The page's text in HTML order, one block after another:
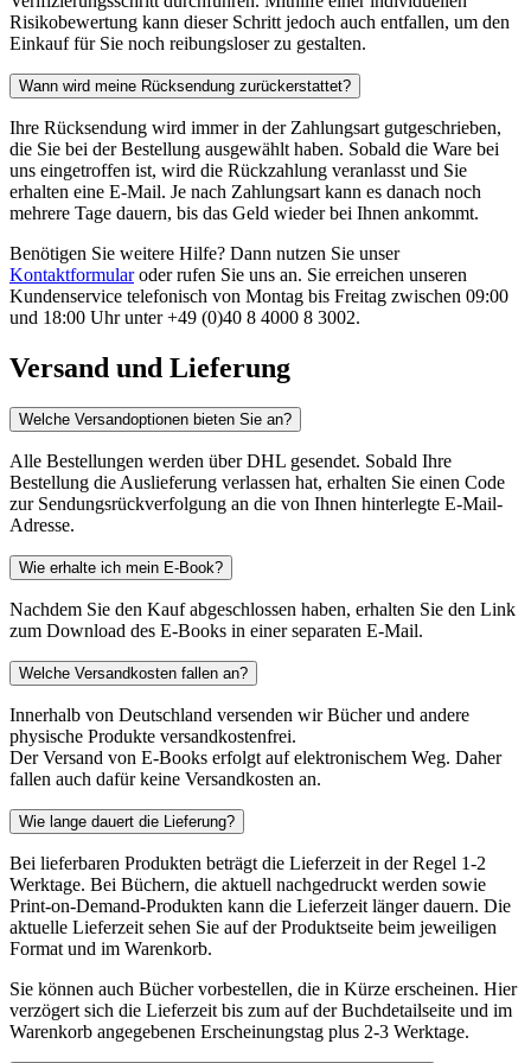
Risikobewertung kann dieser Schritt jedoch auch entfallen, um den
Einkauf für Sie noch reibungsloser zu gestalten.
Wann wird meine Rücksendung zurückerstattet?
Ihre Rücksendung wird immer in der Zahlungsart gutgeschrieben,
die Sie bei der Bestellung ausgewählt haben. Sobald die Ware bei
uns eingetroffen ist, wird die Rückzahlung veranlasst und Sie
erhalten eine E-Mail. Je nach Zahlungsart kann es danach noch
mehrere Tage dauern, bis das Geld wieder bei Ihnen ankommt.
Benötigen Sie weitere Hilfe? Dann nutzen Sie unser
Kontaktformularoder rufen Sie uns an. Sie erreichen unseren
Kundenservice telefonisch von Montag bis Freitag zwischen 09:00
und 18:00 Uhr unter +49 (0)40 8 4000 8 3002.
Versand und Lieferung
Welche Versandoptionen bieten Sie an?
Alle Bestellungen werden über DHL gesendet. Sobald Ihre
Bestellung die Auslieferung verlassen hat, erhalten Sie einen Code
zur Sendungsrückverfolgung an die von Ihnen hinterlegte E-Mail-
Adresse.
Wie erhalte ich mein E-Book?
Nachdem Sie den Kauf abgeschlossen haben, erhalten Sie den Link
zum Download des E-Books in einer separaten E-Mail.
Welche Versandkosten fallen an?
Innerhalb von Deutschland versenden wir Bücher und andere
physische Produkte versandkostenfrei.
Der Versand von E-Books erfolgt auf elektronischem Weg. Daher
fallen auch dafür keine Versandkosten an.
Wie lange dauert die Lieferung?
Bei lieferbaren Produkten beträgt die Lieferzeit in der Regel 1-2
Werktage. Bei Büchern, die aktuell nachgedruckt werden sowie
Print-on-Demand-Produkten kann die Lieferzeit länger dauern. Die
aktuelle Lieferzeit sehen Sie auf der Produktseite beim jeweiligen
Format und im Warenkorb.
Sie können auch Bücher vorbestellen, die in Kürze erscheinen. Hier
verzögert sich die Lieferzeit bis zum auf der Buchdetailseite und im
Warenkorb angegebenen Erscheinungstag plus 2-3 Werktage.